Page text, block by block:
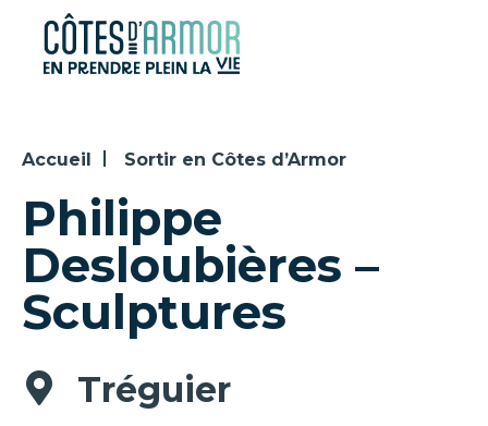
Panneau de gestion des cookies
Accueil Sortir en Côtes d’Armor
Philippe
Desloubières –
Sculptures
Tréguier